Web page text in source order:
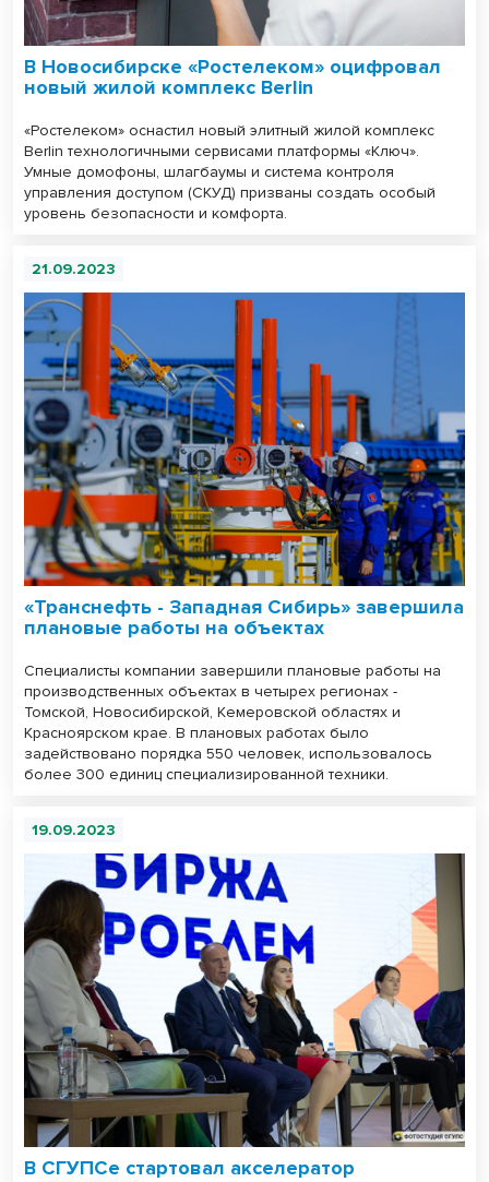
В Новосибирске «Ростелеком» оцифровал
новый жилой комплекс Berlin
«Ростелеком» оснастил новый элитный жилой комплекс
Berlin технологичными сервисами платформы «Ключ».
Умные домофоны, шлагбаумы и система контроля
управления доступом (СКУД) призваны создать особый
уровень безопасности и комфорта.
21.09.2023
«Транснефть - Западная Сибирь» завершила
плановые работы на объектах
Специалисты компании завершили плановые работы на
производственных объектах в четырех регионах -
Томской, Новосибирской, Кемеровской областях и
Красноярском крае. В плановых работах было
задействовано порядка 550 человек, использовалось
более 300 единиц специализированной техники.
19.09.2023
В СГУПСе стартовал акселератор